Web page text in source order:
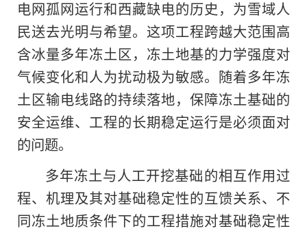
电网孤网运行和西藏缺电的历史，为雪域人
民送去光明与希望。这项工程跨越大范围高
含冰量多年冻土区，冻土地基的力学强度对
气候变化和人为扰动极为敏感。随着多年冻
土区输电线路的持续落地，保障冻土基础的
安全运维、工程的长期稳定运行是必须面对
的问题。
多年冻土与人工开挖基础的相互作用过
程、机理及其对基础稳定性的互馈关系、不
同冻土地质条件下的工程措施对基础稳定性